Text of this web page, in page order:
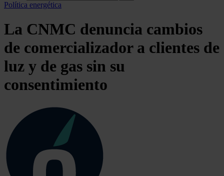
Política energética
La CNMC denuncia cambios
de comercializador a clientes de
luz y de gas sin su
consentimiento